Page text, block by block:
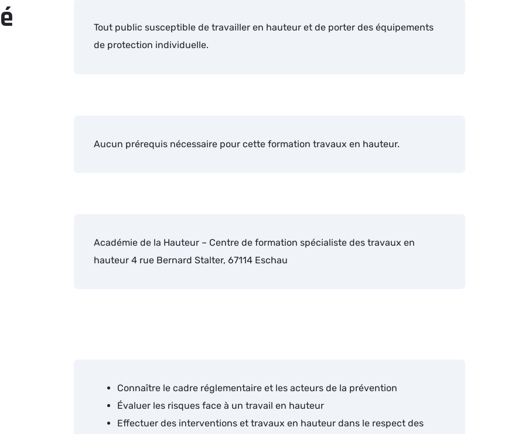
Tout public susceptible de travailler en hauteur et de porter des équipements
de protection individuelle.
Aucun prérequis nécessaire pour cette formation travaux en hauteur.
Académie de la Hauteur – Centre de formation spécialiste des travaux en
hauteur 4 rue Bernard Stalter, 67114 Eschau
Connaître le cadre réglementaire et les acteurs de la prévention
Évaluer les risques face à un travail en hauteur
Effectuer des interventions et travaux en hauteur dans le respect des